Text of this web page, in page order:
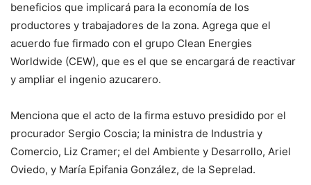
beneficios que implicará para la economía de los
productores y trabajadores de la zona. Agrega que el
acuerdo fue firmado con el grupo Clean Energies
Worldwide (CEW), que es el que se encargará de reactivar
y ampliar el ingenio azucarero.
Menciona que el acto de la firma estuvo presidido por el
procurador Sergio Coscia; la ministra de Industria y
Comercio, Liz Cramer; el del Ambiente y Desarrollo, Ariel
Oviedo, y María Epifania González, de la Seprelad.